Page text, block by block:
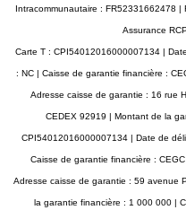
Intracommunautaire : FR52331662478
Assurance
Carte T : CPI54012016000007134 |
: NC | Caisse de garantie financière :
Adresse caisse de garantie : 16 rue
CEDEX 92919 | Montant de la
CPI54012016000007134 | Date de
Caisse de garantie financière :
Adresse caisse de garantie : 59 avenue
la garantie financière : 1 000 000 |